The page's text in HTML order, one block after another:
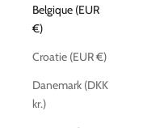
Belgique (EUR
€)
Croatie (EUR €)
Danemark (DKK
kr.)